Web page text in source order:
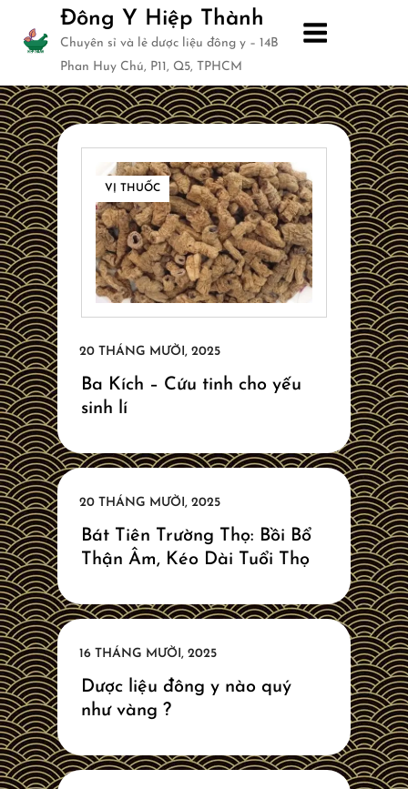
content
Đông Y Hiệp Thành
Chuyên sỉ và lẻ dược liệu đông y – 14B
Phan Huy Chú, P11, Q5, TPHCM
VỊ THUỐC
Ba Kích – Cứu tinh cho yếu
sinh lí
Bát Tiên Trường Thọ: Bồi Bổ
Thận Âm, Kéo Dài Tuổi Thọ
Dược liệu đông y nào quý
như vàng ?